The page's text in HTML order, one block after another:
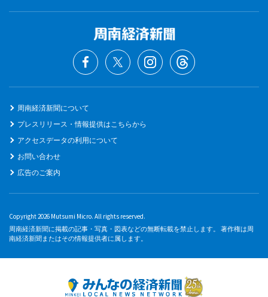
周南経済新聞について
プレスリリース・情報提供はこちらから
アクセスデータの利用について
お問い合わせ
広告のご案内
Copyright 2026 Mutsumi Micro. All rights reserved.
周南経済新聞に掲載の記事・写真・図表などの無断転載を禁止します。 著作権は周
南経済新聞またはその情報提供者に属します。